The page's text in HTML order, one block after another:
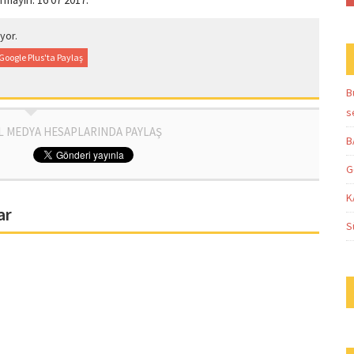
Google Plus'ta Paylaş
MEDYA HESAPLARINDA PAYLAŞ